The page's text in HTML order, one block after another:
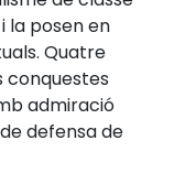
la posen en
Quatre
conquestes
admiració
defensa de